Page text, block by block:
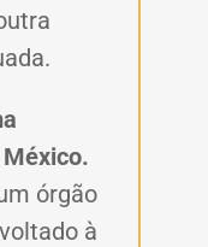
México.
órgão
à